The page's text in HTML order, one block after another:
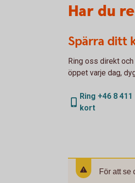
Har du
Spärra ditt
Ring oss direkt
öppet varje dag,
Ring +46 8
kort
För att se